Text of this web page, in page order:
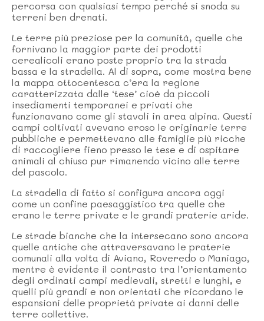
percorsa con qualsiasi tempo perché si snoda su
terreni ben drenati.
Le terre più preziose per la comunità, quelle che
fornivano la maggior parte dei prodotti
cerealicoli erano poste proprio tra la strada
bassa e la stradella. Al di sopra, come mostra bene
la mappa ottocentesca c’era la regione
caratterizzata dalle ‘tese’ cioè da piccoli
insediamenti temporanei e privati che
funzionavano come gli stavoli in area alpina. Questi
campi coltivati avevano eroso le originarie terre
pubbliche e permettevano alle famiglie più ricche
di raccogliere fieno presso le tese e di ospitare
animali al chiuso pur rimanendo vicino alle terre
del pascolo.
La stradella di fatto si configura ancora oggi
come un confine paesaggistico tra quelle che
erano le terre private e le grandi praterie aride.
Le strade bianche che la intersecano sono ancora
quelle antiche che attraversavano le praterie
comunali alla volta di Aviano, Roveredo o Maniago,
mentre è evidente il contrasto tra l’orientamento
degli ordinati campi medievali, stretti e lunghi, e
quelli più grandi e non orientati che ricordano le
espansioni delle proprietà private ai danni delle
terre collettive.